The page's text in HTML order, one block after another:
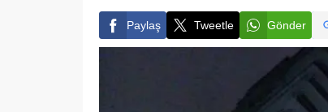
Paylaş Tweetle Gönder